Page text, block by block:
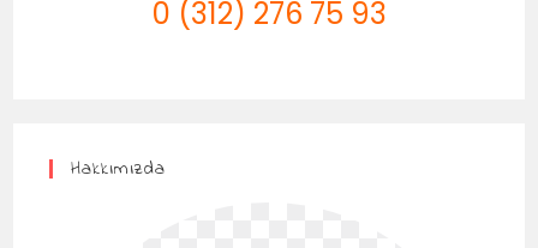
0 (312) 276 75 93
Hakkımızda